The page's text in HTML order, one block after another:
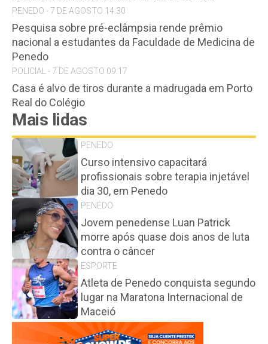
PENEDO - 7 DE AGOSTO 14:30
Pesquisa sobre pré-eclâmpsia rende prêmio
nacional a estudantes da Faculdade de Medicina de
Penedo
POLICIAL - 7 DE AGOSTO 09:17
Casa é alvo de tiros durante a madrugada em Porto
Real do Colégio
Mais lidas
PENEDO
Curso intensivo capacitará
profissionais sobre terapia injetável
dia 30, em Penedo
PENEDO
Jovem penedense Luan Patrick
morre após quase dois anos de luta
contra o câncer
ESPORTE
Atleta de Penedo conquista segundo
lugar na Maratona Internacional de
Maceió